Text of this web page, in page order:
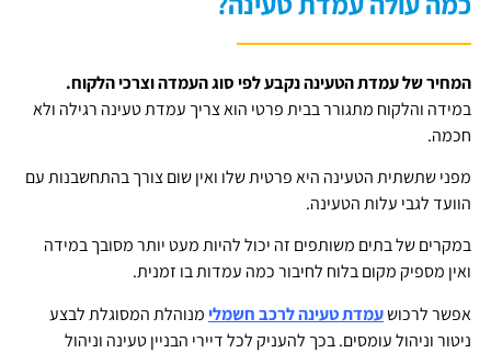
המחיר של עמדת הטעינה נקבע לפי סוג העמדה וצרכי הלקוח.
במידה והלקוח מתגורר בבית פרטי הוא צריך עמדת טעינה רגילה ולא
חכמה.
מפני שתשתית הטעינה היא פרטית שלו ואין שום צורך בהתחשבנות עם
הוועד לגבי עלות הטעינה.
במקרים של בתים משותפים זה יכול להיות מעט יותר מסובך במידה
ואין מספיק מקום בלוח לחיבור כמה עמדות בו זמנית.
אפשר לרכושעמדת טעינה לרכב חשמלימנוהלת המסוגלת לבצע
ניטור וניהול עומסים. בכך להעניק לכל דיירי הבניין טעינה וניהול